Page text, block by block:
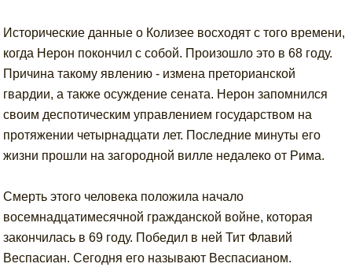
Исторические данные о Колизее восходят с того времени,
когда Нерон покончил с собой. Произошло это в 68 году.
Причина такому явлению - измена преторианской
гвардии, а также осуждение сената. Нерон запомнился
своим деспотическим управлением государством на
протяжении четырнадцати лет. Последние минуты его
жизни прошли на загородной вилле недалеко от Рима.
Смерть этого человека положила начало
восемнадцатимесячной гражданской войне, которая
закончилась в 69 году. Победил в ней Тит Флавий
Веспасиан. Сегодня его называют Веспасианом.